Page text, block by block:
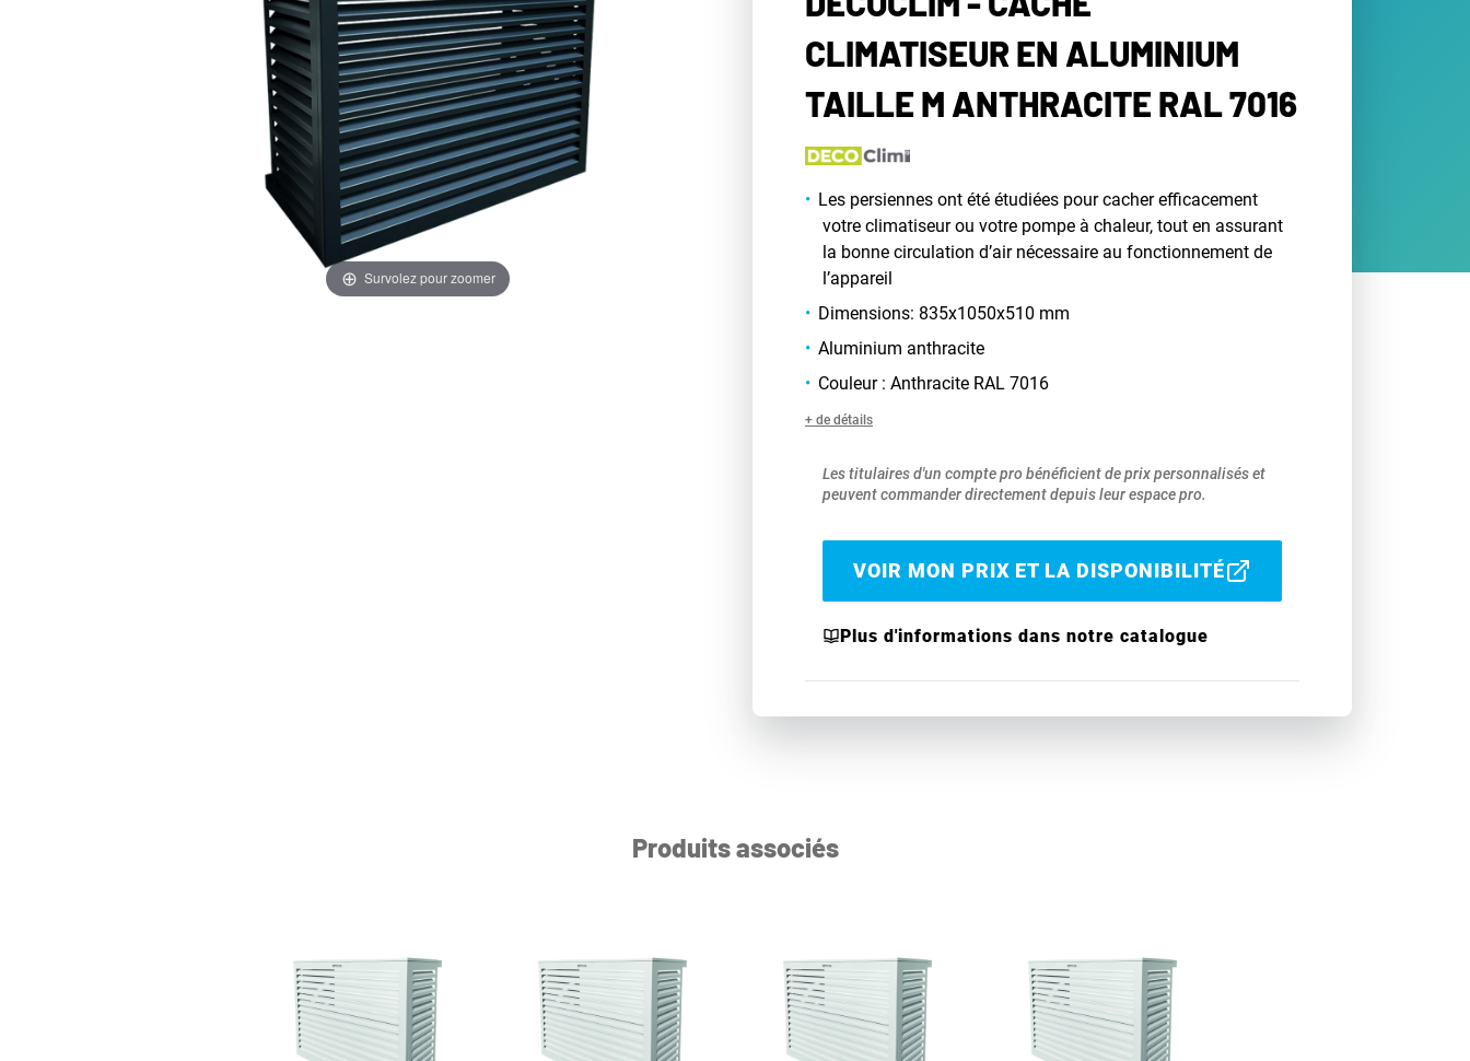
Survolez pour zoomer
CLIMATISEUR EN ALUMINIUM
TAILLE M ANTHRACITE RAL 7016
Les persiennes ont été étudiées pour cacher efficacement
votre climatiseur ou votre pompe à chaleur, tout en assurant
la bonne circulation d’air nécessaire au fonctionnement de
l’appareil
Dimensions: 835x1050x510 mm
Aluminium anthracite
Couleur : Anthracite RAL 7016
+ de détails
Les titulaires d'un compte pro bénéficient de prix personnalisés et
peuvent commander directement depuis leur espace pro.
VOIR MON PRIX ET LA DISPONIBILITÉ
Plus d'informations dans notre catalogue
Produits associés